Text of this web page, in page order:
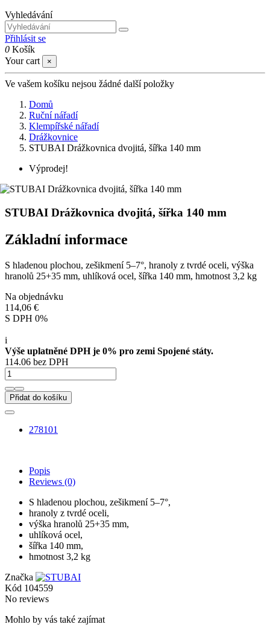
Vyhledávání
Přihlásit se
0 Košík
Your cart
×
Ve vašem košíku nejsou žádné další položky
Domů
Ruční nářadí
Klempířské nářadí
Drážkovnice
STUBAI Drážkovnica dvojitá, šířka 140 mm
Výprodej!
STUBAI Drážkovnica dvojitá, šířka 140 mm
Základní informace
S hladenou plochou, zešikmení 5–7°, hranoly z tvrdé oceli, výška
hranolů 25+35 mm, uhlíková ocel, šířka 140 mm, hmotnost 3,2 kg
Na objednávku
114,06 €
S DPH 0%
i
Výše uplatněné DPH je 0% pro zemi Spojené státy.
114.06 bez DPH
Přidat do košíku
278101
Popis
Reviews (0)
S hladenou plochou, zešikmení 5–7°,
hranoly z tvrdé oceli,
výška hranolů 25+35 mm,
uhlíková ocel,
šířka 140 mm,
hmotnost 3,2 kg
Značka
Kód 104559
No reviews
Mohlo by vás také zajímat